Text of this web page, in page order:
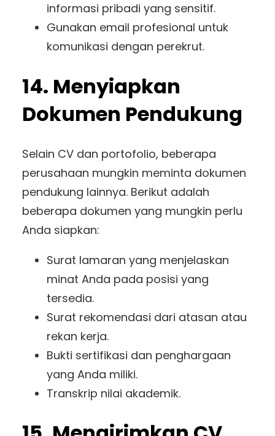
informasi pribadi yang sensitif.
Gunakan email profesional untuk
komunikasi dengan perekrut.
14. Menyiapkan
Dokumen Pendukung
Selain CV dan portofolio, beberapa
perusahaan mungkin meminta dokumen
pendukung lainnya. Berikut adalah
beberapa dokumen yang mungkin perlu
Anda siapkan:
Surat lamaran yang menjelaskan
minat Anda pada posisi yang
tersedia.
Surat rekomendasi dari atasan atau
rekan kerja.
Bukti sertifikasi dan penghargaan
yang Anda miliki.
Transkrip nilai akademik.